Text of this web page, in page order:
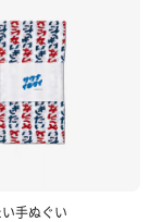
手ぬぐい